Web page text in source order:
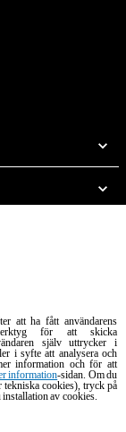
Reg. Imp. Padova n
€ iv - P.IVA / CF
Cookie policy
att ha fått användarens
för att skicka
själv uttrycker i
i syfte att analysera och
information och för att
information-sidan. Om du
tekniska cookies), tryck på
installation av cookies.